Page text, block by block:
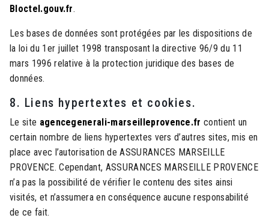
Bloctel.gouv.fr.
Les bases de données sont protégées par les dispositions de
la loi du 1er juillet 1998 transposant la directive 96/9 du 11
mars 1996 relative à la protection juridique des bases de
données.
8. Liens hypertextes et cookies.
Le site agencegenerali-marseilleprovence.fr contient un
certain nombre de liens hypertextes vers d’autres sites, mis en
place avec l’autorisation de ASSURANCES MARSEILLE
PROVENCE. Cependant, ASSURANCES MARSEILLE PROVENCE
n’a pas la possibilité de vérifier le contenu des sites ainsi
visités, et n’assumera en conséquence aucune responsabilité
de ce fait.